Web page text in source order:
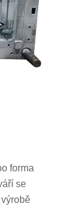
forma
se